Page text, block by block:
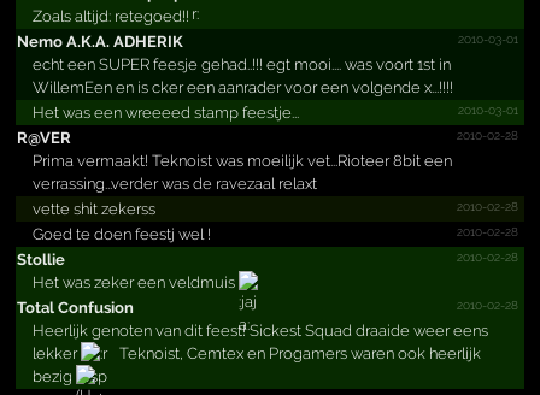
Zoals altijd: retegoed!!
Nemo A.­K.­A.­ ADHERIK
2010-03-01
echt een SUPER feesje gehad..!!! egt mooi.... was voort 1st in
WillemEen en is cker een aanrader voor een volgende x...!!!!
2010-03-01
Het was een wreeeed stamp feestje...
R@VER
2010-02-28
Prima vermaakt! Teknoist was moeilijk vet...Rioteer 8bit een
verrassing...verder was de ravezaal relaxt
2010-02-28
vette shit zekerss
2010-02-28
Goed te doen feestj wel !
Stollie
2010-02-28
Het was zeker een veldmuis
Total Confusion
2010-02-28
Heerlijk genoten van dit feest! Sickest Squad draaide weer eens
lekker
Teknoist, Cemtex en Progamers waren ook heerlijk
bezig